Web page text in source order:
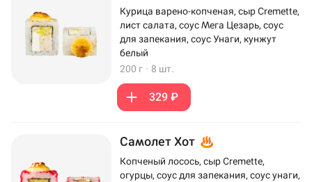
Курица варено-копченая, сыр Cremette,
лист салата, соус Мега Цезарь, соус
для запекания, соус Унаги, кунжут
белый
200 г · 8 шт.
329 ₽
Самолет Хот
Копченый лосось, сыр Cremette,
огурцы, соус для запекания, соус унаги,